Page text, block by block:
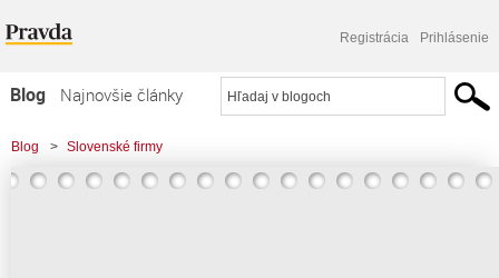
Registrácia Prihlásenie
Blog
Najnovšie články
Najčítanejšie články
Najkomentovanejšie články
Blog > Slovenské firmy
> Ako ochrániť telo a zdravie pri domácom majstrovaní?